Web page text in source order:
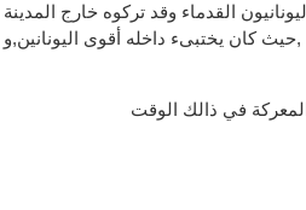
القدماء وقد تركوه خارج المدينة
كان يختبىء داخله أقوى اليونانين,و
في ذالك الوقت